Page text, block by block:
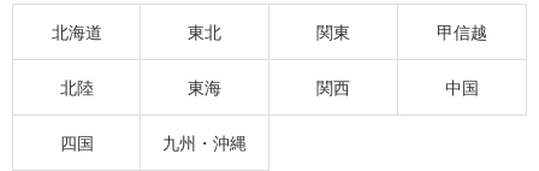
北海道 東北 関東 甲信越
北陸 東海 関西 中国
四国 九州・沖縄